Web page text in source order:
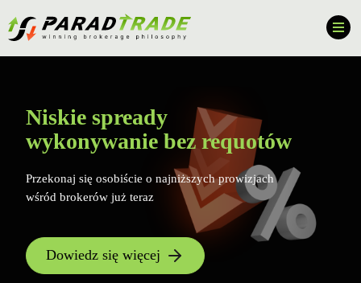
Niskie spready
wykonywanie bez requotów
Przekonaj się osobiście o najniższych prowizjach
wśród brokerów już teraz
Dowiedz się więcej